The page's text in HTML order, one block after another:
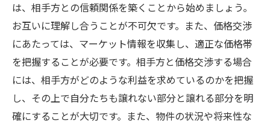
は、相手方との信頼関係を築くことから始めましょう。
お互いに理解し合うことが不可欠です。また、価格交渉
にあたっては、マーケット情報を収集し、適正な価格帯
を把握することが必要です。相手方と価格交渉する場合
には、相手方がどのような利益を求めているのかを把握
し、その上で自分たちも譲れない部分と譲れる部分を明
確にすることが大切です。また、物件の状況や将来性な